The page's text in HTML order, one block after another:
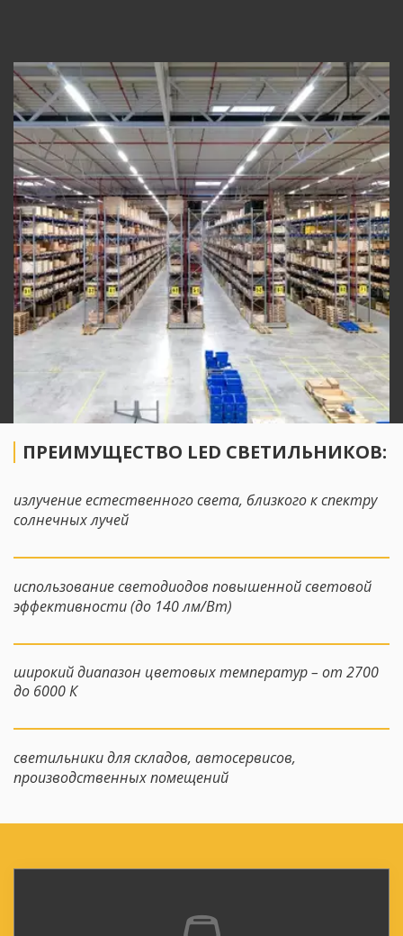
ПРЕИМУЩЕСТВО LED СВЕТИЛЬНИКОВ:
излучение естественного света, близкого к спектру
солнечных лучей
использование светодиодов повышенной световой
эффективности (до 140 лм/Вт)
широкий диапазон цветовых температур – от 2700
до 6000 К
светильники для складов, автосервисов,
производственных помещений